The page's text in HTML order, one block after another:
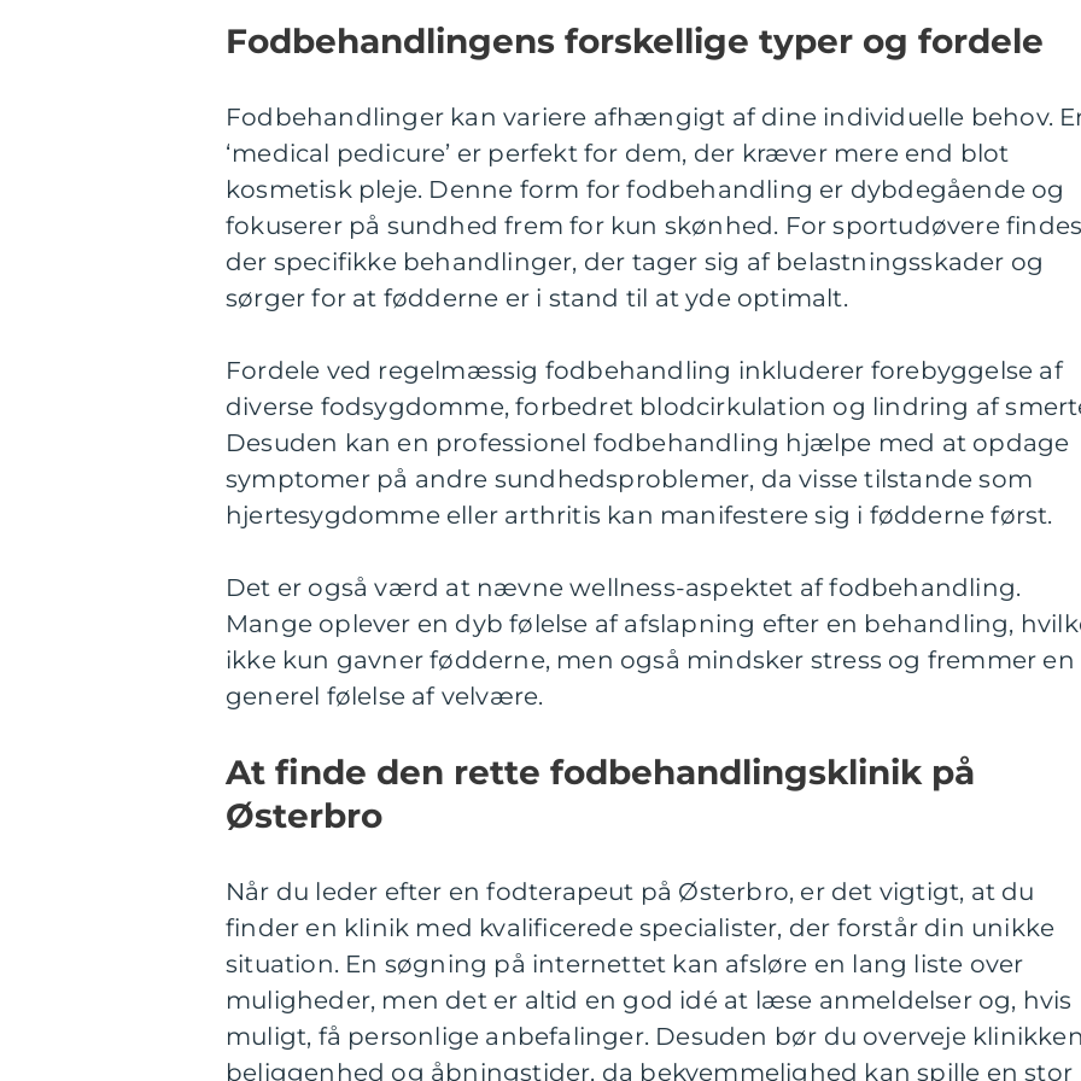
Fodbehandlingens forskellige typer og fordele
Fodbehandlinger kan variere afhængigt af dine individuelle behov.
‘medical pedicure’ er perfekt for dem, der kræver mere end blot
kosmetisk pleje. Denne form for fodbehandling er dybdegående og
fokuserer på sundhed frem for kun skønhed. For sportudøvere findes
der specifikke behandlinger, der tager sig af belastningsskader og
sørger for at fødderne er i stand til at yde optimalt.
Fordele ved regelmæssig fodbehandling inkluderer forebyggelse af
diverse fodsygdomme, forbedret blodcirkulation og lindring af
Desuden kan en professionel fodbehandling hjælpe med at opdage
symptomer på andre sundhedsproblemer, da visse tilstande som
hjertesygdomme eller arthritis kan manifestere sig i fødderne først.
Det er også værd at nævne wellness-aspektet af fodbehandling.
Mange oplever en dyb følelse af afslapning efter en behandling,
ikke kun gavner fødderne, men også mindsker stress og fremmer en
generel følelse af velvære.
At finde den rette fodbehandlingsklinik på
Østerbro
Når du leder efter en fodterapeut på Østerbro, er det vigtigt, at du
finder en klinik med kvalificerede specialister, der forstår din unikke
situation. En søgning på internettet kan afsløre en lang liste over
muligheder, men det er altid en god idé at læse anmeldelser og, hvis
muligt, få personlige anbefalinger. Desuden bør du overveje
beliggenhed og åbningstider, da bekvemmelighed kan spille en stor